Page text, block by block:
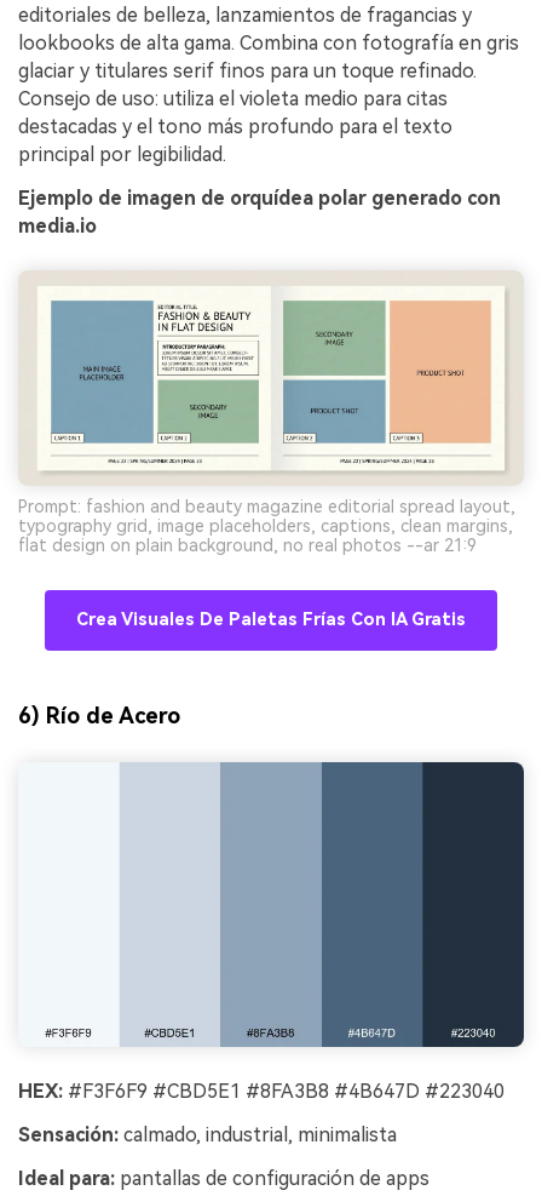
editoriales de belleza, lanzamientos de fragancias y
lookbooks de alta gama. Combina con fotografía en gris
glaciar y titulares serif finos para un toque refinado.
Consejo de uso: utiliza el violeta medio para citas
destacadas y el tono más profundo para el texto
principal por legibilidad.
Ejemplo de imagen de orquídea polar generado con
media.io
Prompt: fashion and beauty magazine editorial spread layout,
typography grid, image placeholders, captions, clean margins,
flat design on plain background, no real photos --ar 21:9
Crea Visuales De Paletas Frías Con IA Gratis
6) Río de Acero
HEX: #F3F6F9 #CBD5E1 #8FA3B8 #4B647D #223040
Sensación: calmado, industrial, minimalista
Ideal para: pantallas de configuración de apps